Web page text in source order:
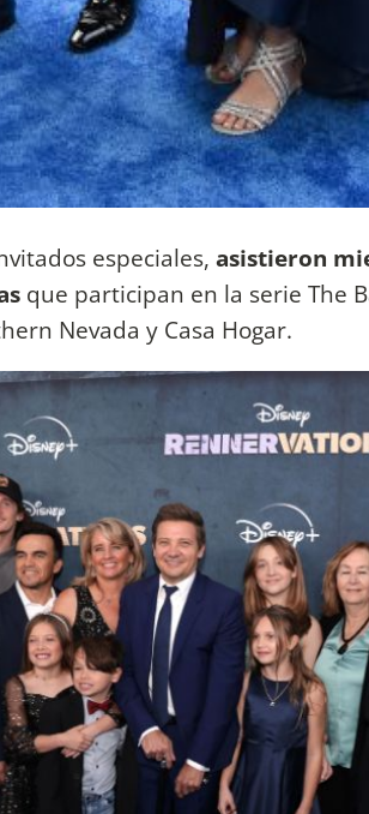
especiales, asistieron
que participan en la serie The
Nevada y Casa Hogar.